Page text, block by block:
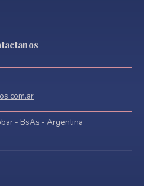
- BsAs - Argentina